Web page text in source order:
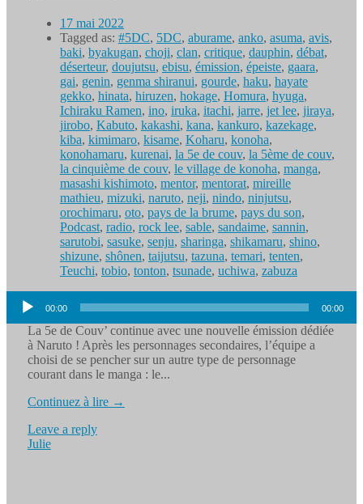
17 mai 2022
Tagged as: #5DC, 5DC, aburame, anko, asuma, avis,
baki, byakugan, choji, clan, critique, dauphin, débat,
déserteur, doujutsu, ebisu, émission, épeiste, gaara,
gai, genin, genma shiranui, gourde, haku, hayate
gekko, hinata, hiruzen, hokage, Homura, hyuga,
Ichiraku Ramen, ino, iruka, itachi, jarre, jet lee, jiraya,
jirobo, Kabuto, kakashi, kana, kankuro, kazekage,
kiba, kimimaro, kisame, Koharu, konoha,
konohamaru, kurenai, la 5e de couv, la 5ème de couv,
la cinquième de couv, le village de konoha, manga,
masashi kishimoto, mentor, mentorat, mireille
mathieu, mizuki, naruto, neji, nindo, ninjutsu,
orochimaru, oto, pays de la brume, pays du son,
Podcast, radio, rock lee, sable, sandaime, sannin,
sarutobi, sasuke, senju, sharinga, shikamaru, shino,
shizune, shônen, taijutsu, tazuna, temari, tenten,
Teuchi, tobio, tonton, tsunade, uchiwa, zabuza
Lecteur
audio
00:00 00:00
La 5e de Couv’ continue avec une nouvelle émission dédiée
à Naruto ! Après les personnages secondaires, l’équipe a
choisi de se pencher sur un autre type de personnage
courant dans le manga : le...
Continuez à lire →
Leave a reply
Julie